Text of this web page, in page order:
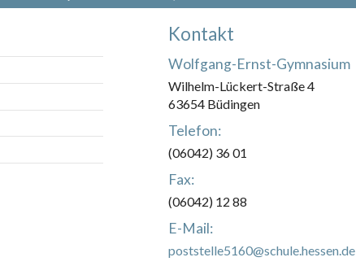
Kontakt
Wolfgang-Ernst-Gymnasium
Wilhelm-Lückert-Straße 4
63654 Büdingen
Telefon:
(06042) 36 01
Fax:
(06042) 12 88
E-Mail:
poststelle5160@schule.hessen.de